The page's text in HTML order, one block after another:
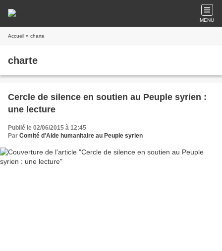
MENU
Accueil » charte
charte
Cercle de silence en soutien au Peuple syrien :
une lecture
Publié le 02/06/2015 à 12:45
Par Comité d'Aide humanitaire au Peuple syrien